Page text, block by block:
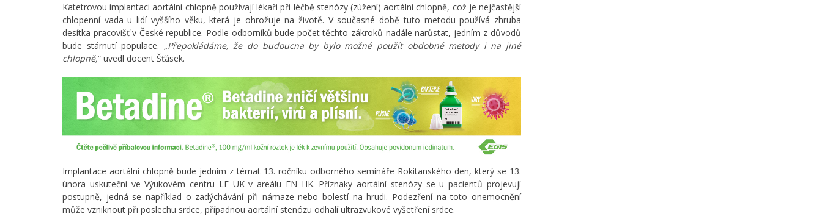
Katetrovou implantaci aortální chlopně používají lékaři při léčbě stenózy (zúžení) aortální chlopně, což je nejčastější
chlopenní vada u lidí vyššího věku, která je ohrožuje na životě. V současné době tuto metodu používá zhruba
desítka pracovišť v České republice. Podle odborníků bude počet těchto zákroků nadále narůstat, jedním z důvodů
bude stárnutí populace. „Přepokládáme, že do budoucna by bylo možné použít obdobné metody i na jiné
chlopně,“ uvedl docent Šťásek.
Implantace aortální chlopně bude jedním z témat 13. ročníku odborného semináře Rokitanského den, který se 13.
února uskuteční ve Výukovém centru LF UK v areálu FN HK. Příznaky aortální stenózy se u pacientů projevují
postupně, jedná se například o zadýchávání při námaze nebo bolestí na hrudi. Podezření na toto onemocnění
může vzniknout při poslechu srdce, případnou aortální stenózu odhalí ultrazvukové vyšetření srdce.